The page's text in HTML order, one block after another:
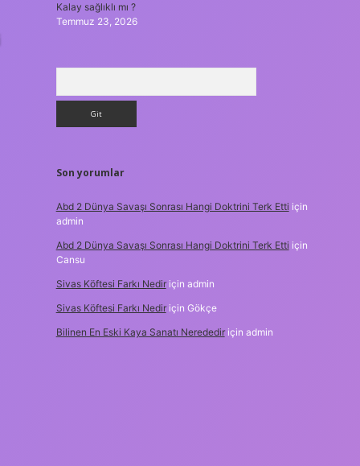
Kalay sağlıklı mı ?
Temmuz 23, 2026
Son yorumlar
Abd 2 Dünya Savaşı Sonrası Hangi Doktrini Terk Etti için
admin
Abd 2 Dünya Savaşı Sonrası Hangi Doktrini Terk Etti için
Cansu
Sivas Köftesi Farkı Nediriçin admin
Sivas Köftesi Farkı Nediriçin Gökçe
Bilinen En Eski Kaya Sanatı Neredediriçin admin